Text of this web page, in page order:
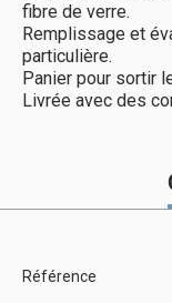
fibre de verre.
Remplissage et
particulière.
Panier pour sortir
Livrée avec des
Référence